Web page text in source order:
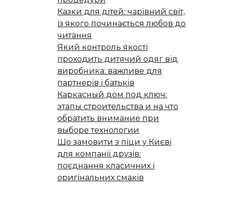
Казки для дітей: чарівний світ,
із якого починається любов до
читання
Який контроль якості
проходить дитячий одяг від
виробника: важливе для
партнерів і батьків
Каркасный дом под ключ:
этапы строительства и на что
обратить внимание при
выборе технологии
Що замовити з піци у Києві
для компанії друзів:
поєднання класичних і
оригінальних смаків